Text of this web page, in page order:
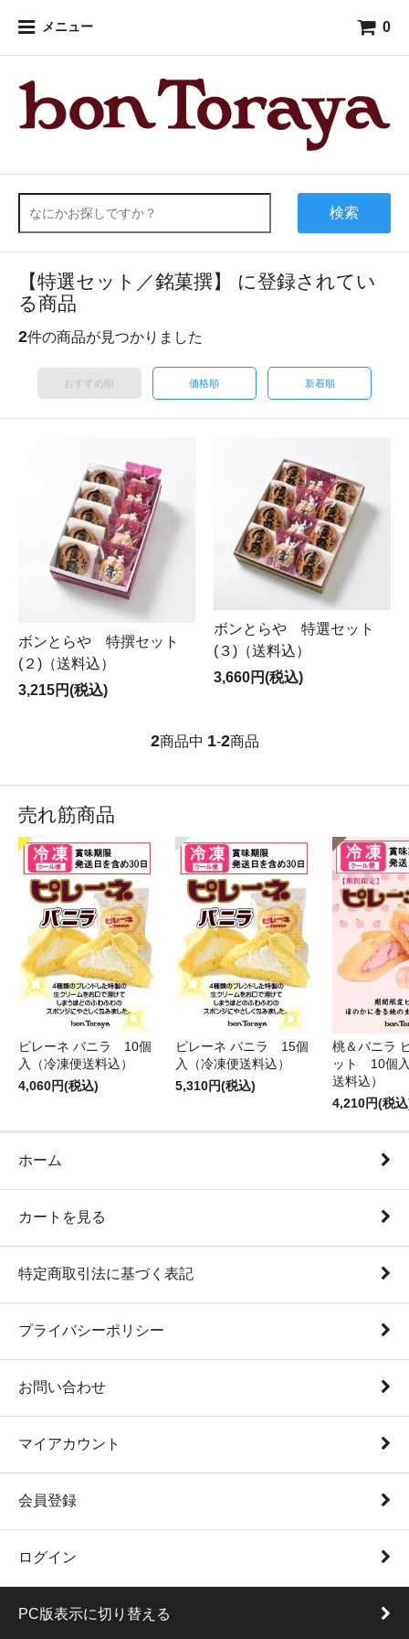
メニュー 0
検索
【特選セット／銘菓撰】 に登録されてい
る商品
2件の商品が見つかりました
おすすめ順 価格順 新着順
ボンとらや 特撰セット
(２)（送料込）
3,215円(税込)
ボンとらや 特選セット
(３)（送料込）
3,660円(税込)
2商品中 1-2商品
売れ筋商品
ピレーネ バニラ 10個
入（冷凍便送料込）
4,060円(税込)
ピレーネ バニラ 15個
入（冷凍便送料込）
5,310円(税込)
桃＆バニラ
ット 10個
送料込）
4,210円(税
ホーム
カートを見る
特定商取引法に基づく表記
プライバシーポリシー
お問い合わせ
マイアカウント
会員登録
ログイン
PC版表示に切り替える